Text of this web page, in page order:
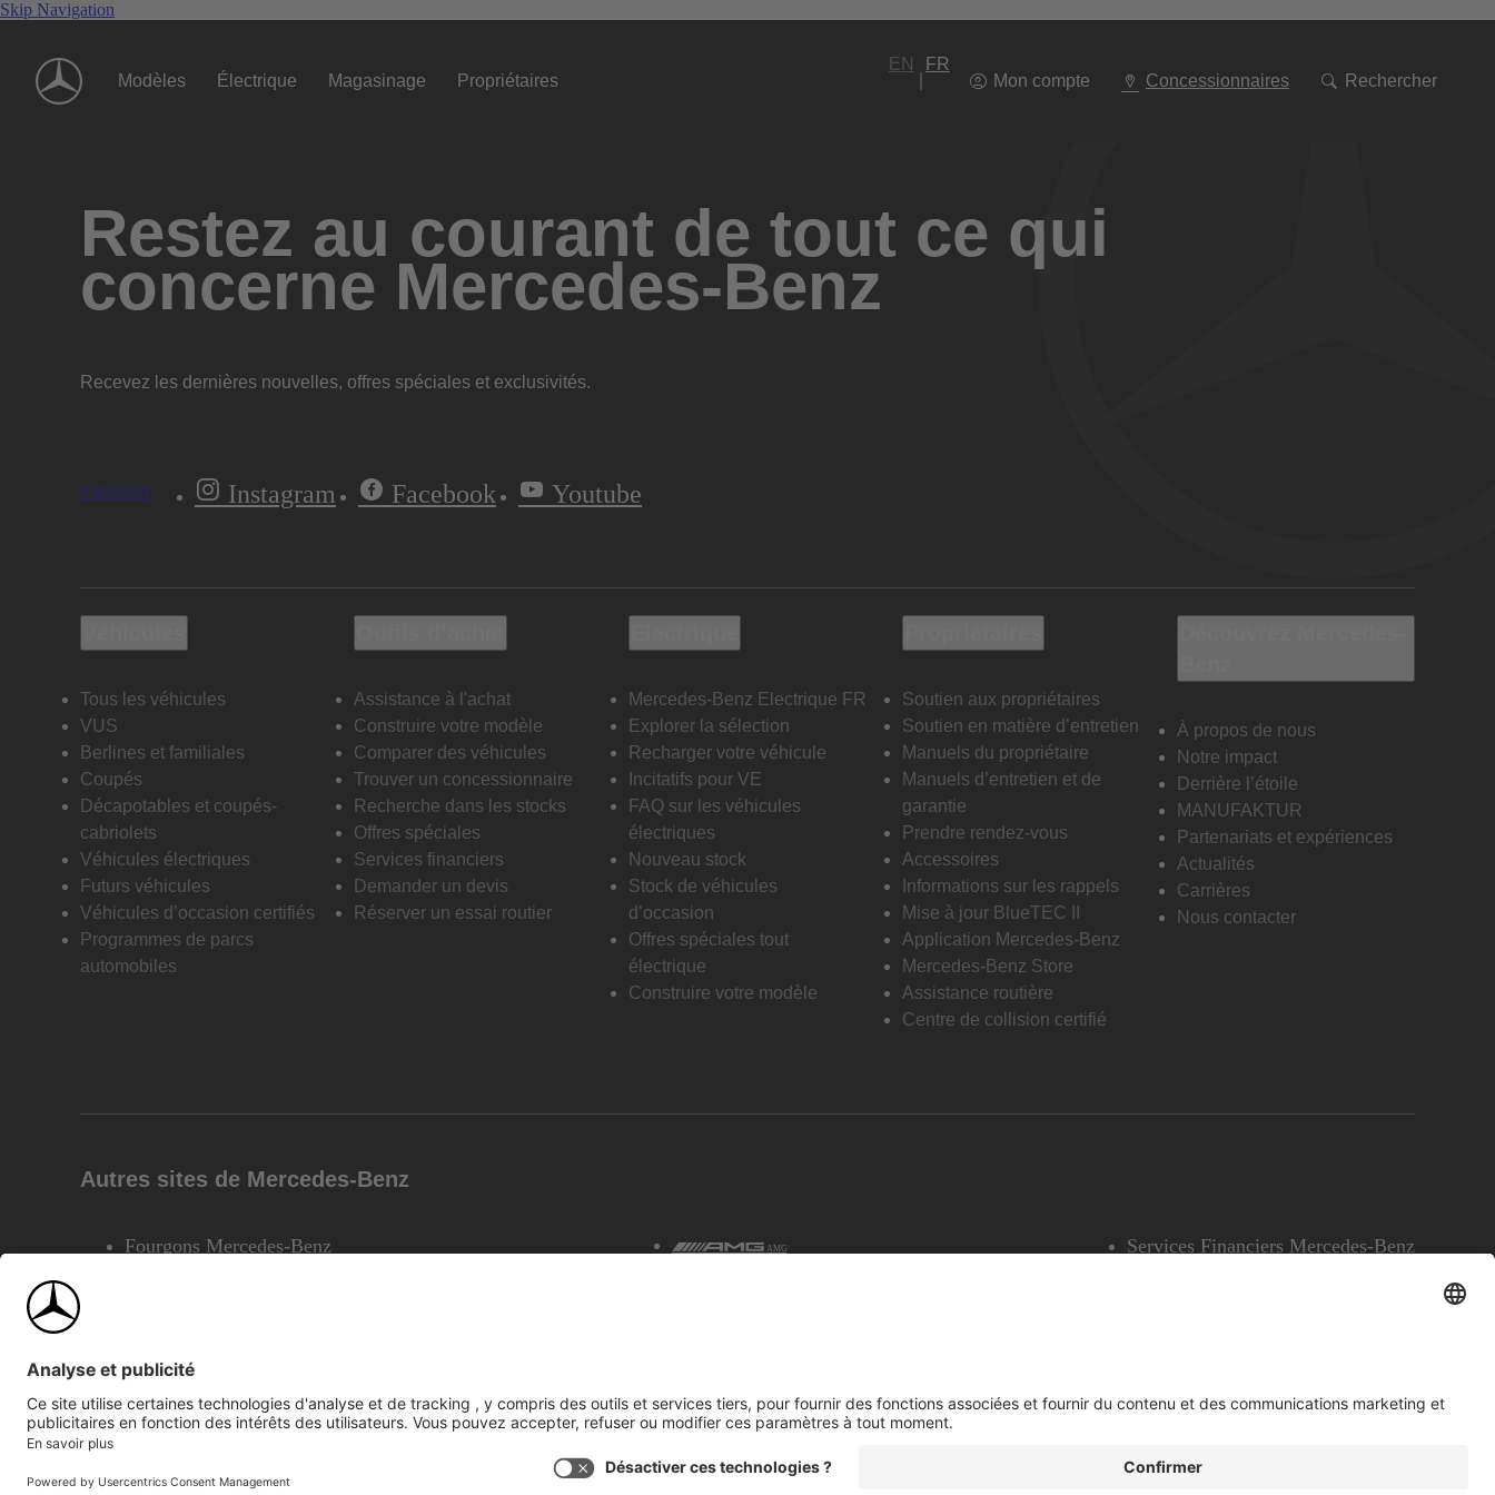
Skip Navigation
Modèles Électrique Magasinage Propriétaires
EN
FR
Mon compte
Concessionnaires Rechercher
à
Restez au courant de tout ce qui
concerne Mercedes-Benz
Recevez les dernières nouvelles, offres spéciales et exclusivités.
S'abonner Instagram Facebook Youtube
Tous les véhicules
VUS
Berlines et familiales
Coupés
Décapotables et coupés-
cabriolets
Véhicules électriques
Futurs véhicules
Véhicules d’occasion certifiés
Programmes de parcs
automobiles
Assistance à l'achat
Construire votre modèle
Comparer des véhicules
Trouver un concessionnaire
Recherche dans les stocks
Offres spéciales
Services financiers
Demander un devis
Réserver un essai routier
Mercedes-Benz Electrique FR
Explorer la sélection
Recharger votre véhicule
Incitatifs pour VE
FAQ sur les véhicules
électriques
Nouveau stock
Stock de véhicules
d’occasion
Offres spéciales tout
électrique
Construire votre modèle
Soutien aux propriétaires
Soutien en matière d’entretien
Manuels du propriétaire
Manuels d’entretien et de
garantie
Prendre rendez-vous
Accessoires
Informations sur les rappels
Mise à jour BlueTEC II
Application Mercedes-Benz
Mercedes-Benz Store
Assistance routière
Centre de collision certifié
À propos de nous
Notre impact
Derrière l’étoile
MANUFAKTUR
Partenariats et expériences
Actualités
Carrières
Nous contacter
Autres sites de Mercedes-Benz
Fourgons Mercedes-Benz AMG Services Financiers Mercedes-Benz
©2026 Mercedes-Benz Canada Inc.